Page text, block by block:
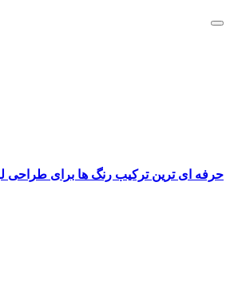
حرفه ای ترین ترکیب رنگ ها برای طراحی